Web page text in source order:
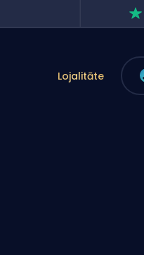
Lojalitāte